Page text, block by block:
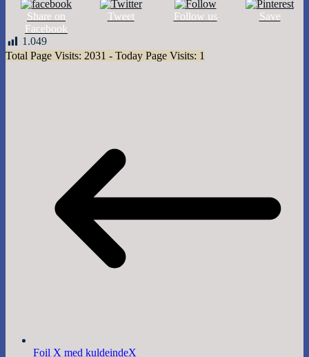
Share on
Facebook
Tweet Follow us Save
1.049
Total Page Visits: 2031 - Today Page Visits: 1
Foil X med kuldeindeX